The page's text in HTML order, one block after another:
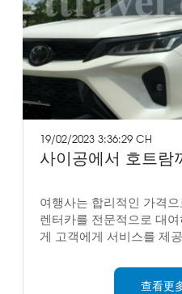
19/02/2023 3:36:29 CH
사이공에서 호트람
여행사는 합리적인 가격
렌터카를 전문적으로 대
게 고객에게 서비스를 제
查看更